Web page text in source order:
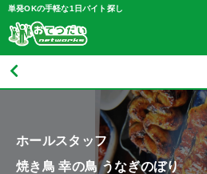
単発OKの手軽な1日バイト探し
ホールスタッフ
焼き鳥 幸の鳥 うなぎのぼり